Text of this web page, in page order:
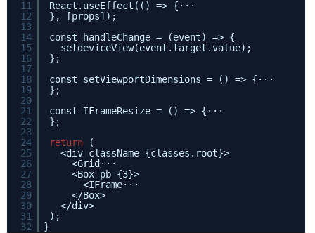
11
React.useEffect(() => {···
12
}, [props]);
13
14
const handleChange = (event) => {
15
setdeviceView(event.target.value);
16
};
17
18
const setViewportDimensions = () => {···
19
};
20
21
const IFrameResize = () => {···
22
};
23
24
return
(
25
<div className={classes.root}>
26
<Grid···
27
<Box pb={3}>
28
<IFrame···
29
</Box>
30
</div>
31
);
32
}